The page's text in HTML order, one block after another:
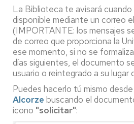
La Biblioteca te avisará
disponible mediante un correo
(IMPORTANTE: los mensajes
de correo que proporciona la
ese momento, si no se
días siguientes, el documento
usuario o reintegrado a su lugar
Puedes hacerlo tú mismo
Alcorze buscando el
icono "solicitar":